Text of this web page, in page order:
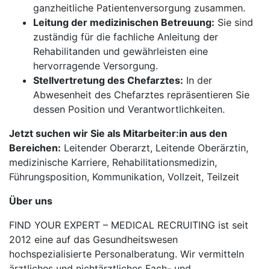
ganzheitliche Patientenversorgung zusammen.
Leitung der medizinischen Betreuung: Sie sind
zuständig für die fachliche Anleitung der
Rehabilitanden und gewährleisten eine
hervorragende Versorgung.
Stellvertretung des Chefarztes: In der
Abwesenheit des Chefarztes repräsentieren Sie
dessen Position und Verantwortlichkeiten.
Jetzt suchen wir Sie als Mitarbeiter:in aus den
Bereichen: Leitender Oberarzt, Leitende Oberärztin,
medizinische Karriere, Rehabilitationsmedizin,
Führungsposition, Kommunikation, Vollzeit, Teilzeit
Über uns
FIND YOUR EXPERT – MEDICAL RECRUITING ist seit
2012 eine auf das Gesundheitswesen
hochspezialisierte Personalberatung. Wir vermitteln